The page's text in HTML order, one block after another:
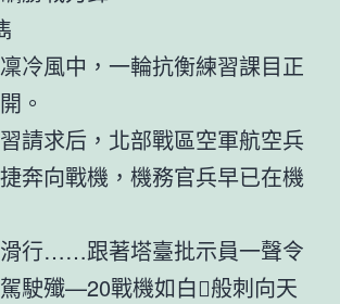
冷風中，一輪抗衡練習課目正
。
請求后，北部戰區空軍航空兵
奔向戰機，機務官兵早已在機
行……跟著塔臺批示員一聲令
駛殲—20戰機如白般刺向天